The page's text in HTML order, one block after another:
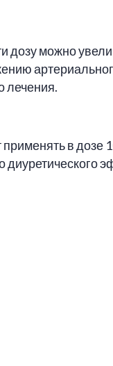
дозу можно
лечения.
в дозе
диуретического